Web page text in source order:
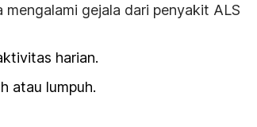
gejala dari penyakit ALS
harian.
atau lumpuh.